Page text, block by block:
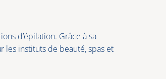
d’épilation. Grâce à sa
les instituts de beauté, spas et